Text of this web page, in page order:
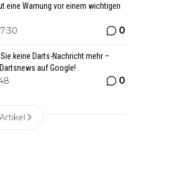
eine Warnung vor einem wichtigen
0
keine Darts-Nachricht mehr –
auf Google!
0